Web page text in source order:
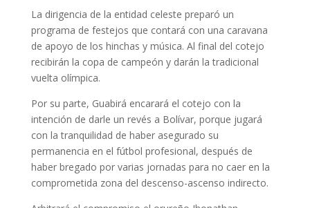
La dirigencia de la entidad celeste preparó un
programa de festejos que contará con una caravana
de apoyo de los hinchas y música. Al final del cotejo
recibirán la copa de campeón y darán la tradicional
vuelta olímpica.
Por su parte, Guabirá encarará el cotejo con la
intención de darle un revés a Bolívar, porque jugará
con la tranquilidad de haber asegurado su
permanencia en el fútbol profesional, después de
haber bregado por varias jornadas para no caer en la
comprometida zona del descenso-ascenso indirecto.